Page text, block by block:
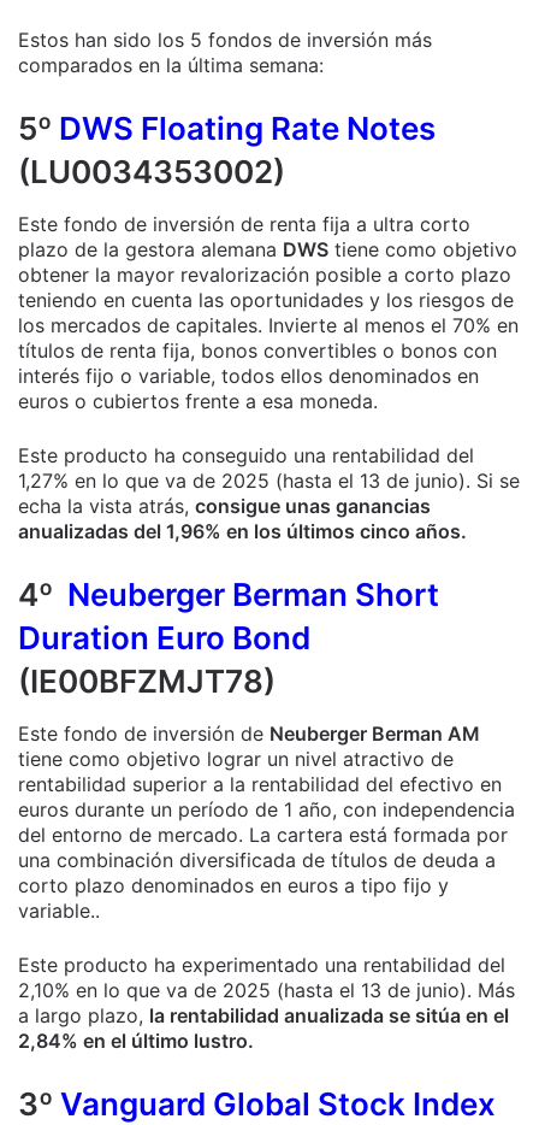
Estos han sido los 5 fondos de inversión más
comparados en la última semana:
5º DWS Floating Rate Notes
(LU0034353002)
Este fondo de inversión de renta fija a ultra corto
plazo de la gestora alemana DWS tiene como objetivo
obtener la mayor revalorización posible a corto plazo
teniendo en cuenta las oportunidades y los riesgos de
los mercados de capitales. Invierte al menos el 70% en
títulos de renta fija, bonos convertibles o bonos con
interés fijo o variable, todos ellos denominados en
euros o cubiertos frente a esa moneda.
Este producto ha conseguido una rentabilidad del
1,27% en lo que va de 2025 (hasta el 13 de junio). Si se
echa la vista atrás, consigue unas ganancias
anualizadas del 1,96% en los últimos cinco años.
4º Neuberger Berman Short
Duration Euro Bond
(IE00BFZMJT78)
Este fondo de inversión de Neuberger Berman AM
tiene como objetivo lograr un nivel atractivo de
rentabilidad superior a la rentabilidad del efectivo en
euros durante un período de 1 año, con independencia
del entorno de mercado. La cartera está formada por
una combinación diversificada de títulos de deuda a
corto plazo denominados en euros a tipo fijo y
variable..
Este producto ha experimentado una rentabilidad del
2,10% en lo que va de 2025 (hasta el 13 de junio). Más
a largo plazo, la rentabilidad anualizada se sitúa en el
2,84% en el último lustro.
3º Vanguard Global Stock Index